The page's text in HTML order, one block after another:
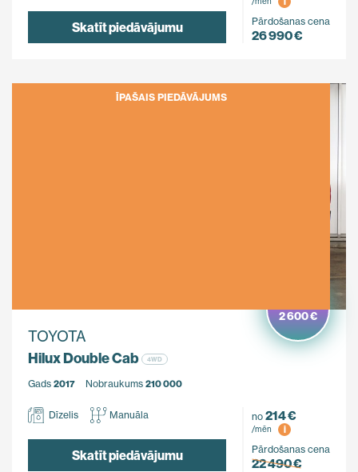
Skatīt piedāvājumu
Pārdošanas cena
26 990 €
ĪPAŠAIS PIEDĀVĀJUMS
TOYOTA
Hilux Double Cab
4WD
Gads 2017 Nobraukums 210 000
2 600 €
Dīzelis Manuāla
Skatīt piedāvājumu
no 214 €
/mēn
i
Pārdošanas cena
22 490 €